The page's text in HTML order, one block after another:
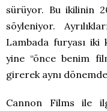
sürüyor. Bu ikilinin
söyleniyor.
Lambada furyası iki
yine “önce benim
girerek aynı
Cannon Films ile